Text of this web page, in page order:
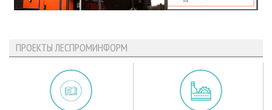
ПРОЕКТЫ ЛЕСПРОМИНФОРМ